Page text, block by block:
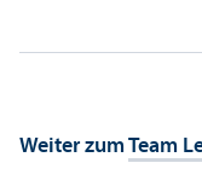
Weiter zumTeam